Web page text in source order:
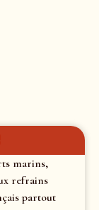
marins,
refrains
partout